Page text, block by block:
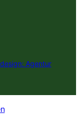
Agentur